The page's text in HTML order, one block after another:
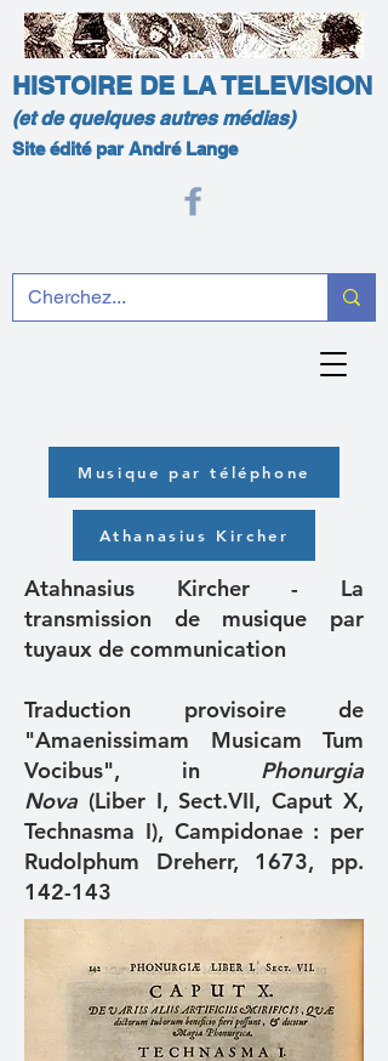
HISTOIRE DE LA TELEVISION
(et de quelques autres médias)
Site édité par André Lange
Musique par téléphone
Athanasius Kircher
Atahnasius Kircher - La
transmission de musique par
tuyaux de communication
Traduction provisoire de
"Amaenissimam Musicam Tum
Vocibus", in Phonurgia
Nova (Liber I, Sect.VII, Caput X,
Technasma I), Campidonae : per
Rudolphum Dreherr, 1673, pp.
142-143